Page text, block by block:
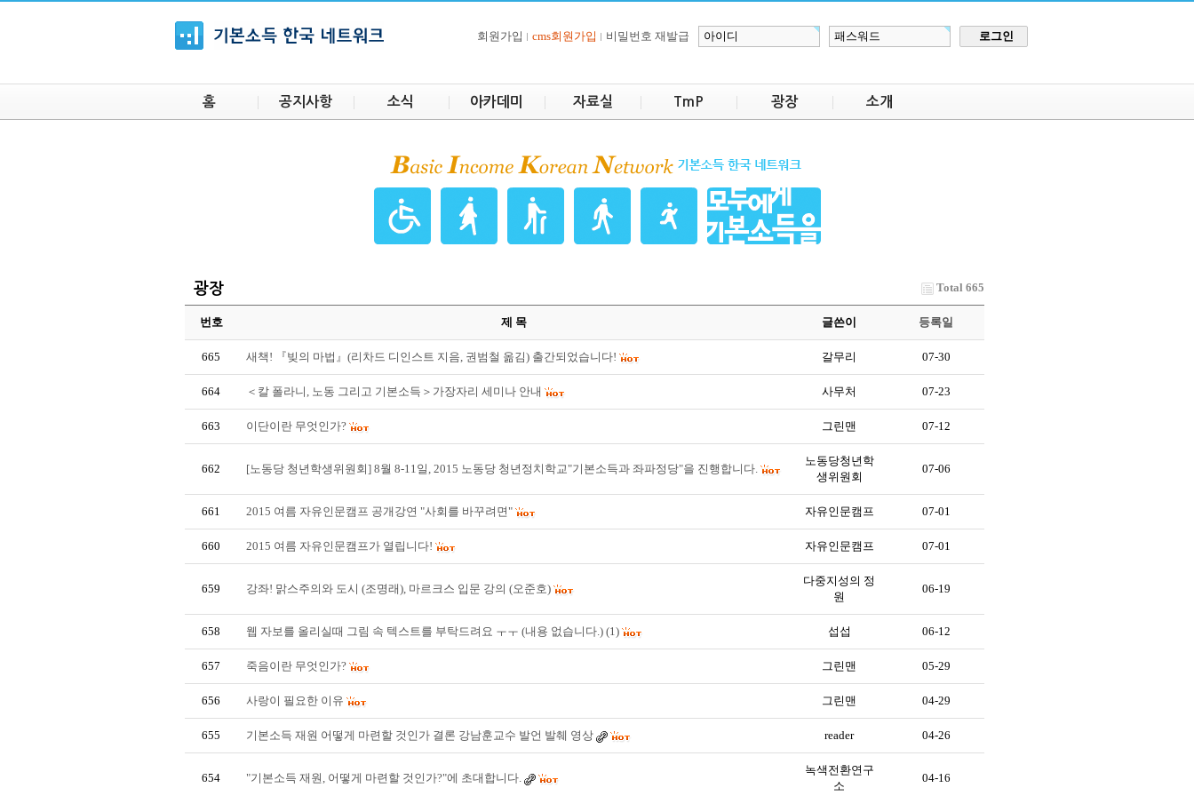
회원가입 cms회원가입 비밀번호 재발급
홈 공지사항 소식 아카데미 자료실 TmP 광장 소개
광장 Total 665
번호 제 목 글쓴이 등록일
665 새책! 『빚의 마법』(리차드 디인스트 지음, 권범철 옮김) 출간되었습니다! 갈무리 07-30
664 ＜칼 폴라니, 노동 그리고 기본소득＞가장자리 세미나 안내 사무처 07-23
663 이단이란 무엇인가? 그린맨 07-12
662 [노동당 청년학생위원회] 8월 8-11일, 2015 노동당 청년정치학교"기본소득과 좌파정당"을 진행합니다.
노동당청년학
생위원회
07-06
661 2015 여름 자유인문캠프 공개강연 "사회를 바꾸려면" 자유인문캠프 07-01
660 2015 여름 자유인문캠프가 열립니다! 자유인문캠프 07-01
659 강좌! 맑스주의와 도시 (조명래), 마르크스 입문 강의 (오준호)
다중지성의 정
원
06-19
658 웹 자보를 올리실때 그림 속 텍스트를 부탁드려요 ㅜㅜ (내용 없습니다.) (1) 섭섭 06-12
657 죽음이란 무엇인가? 그린맨 05-29
656 사랑이 필요한 이유 그린맨 04-29
655 기본소득 재원 어떻게 마련할 것인가 결론 강남훈교수 발언 발췌 영상 reader 04-26
654 "기본소득 재원, 어떻게 마련할 것인가?"에 초대합니다.
녹색전환연구
소
04-16